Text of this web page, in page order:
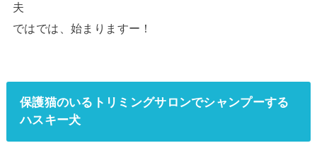
夫
ではでは、始まりますー！
保護猫のいるトリミングサロンでシャンプーする
ハスキー犬